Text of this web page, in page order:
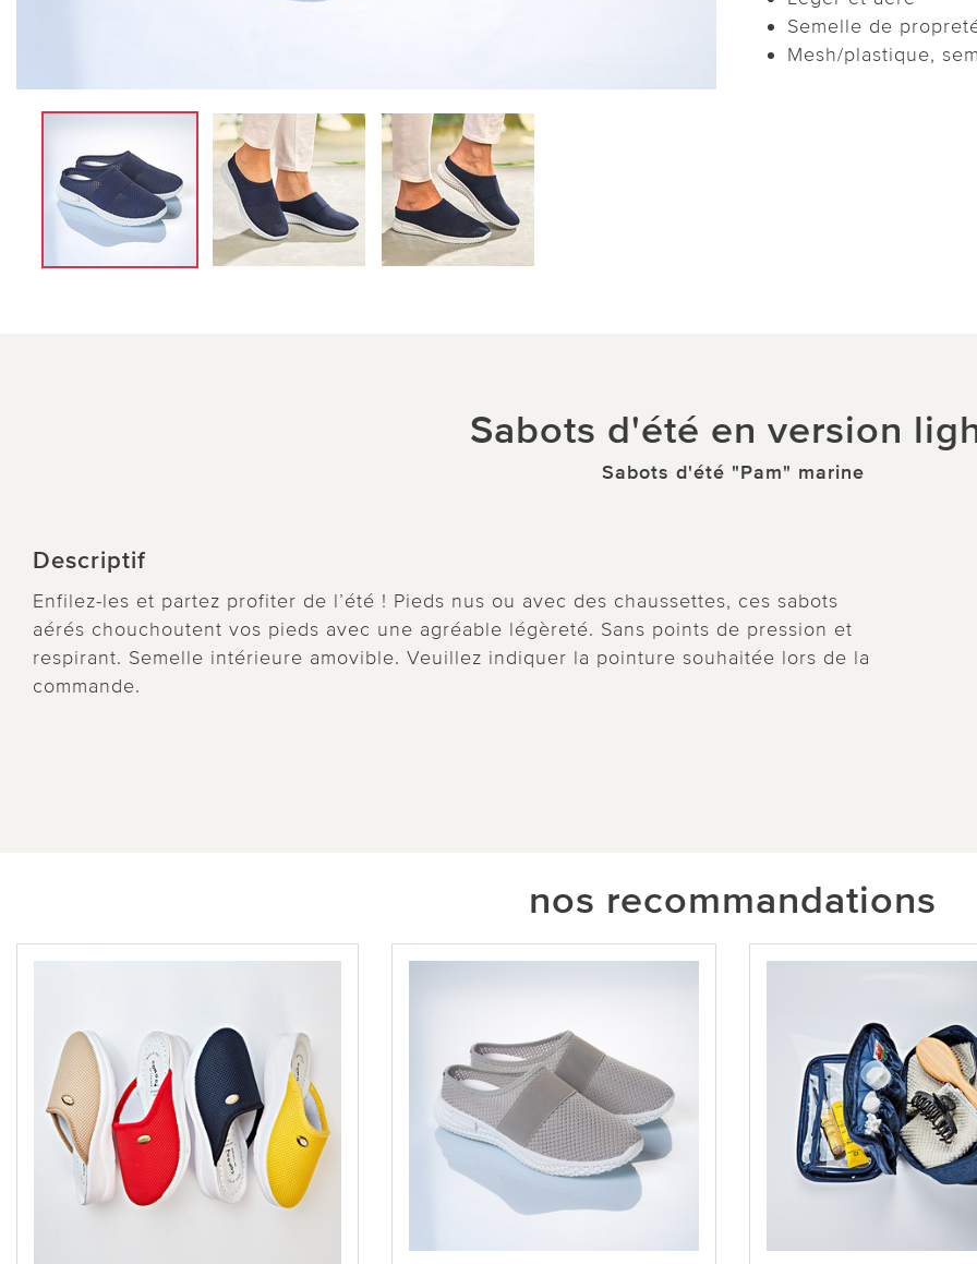
Semelle de
Mesh/plastique,
Sabots d'été en version
Sabots d'été "Pam" marine
Descriptif
Enfilez-les et partez profiter de l’été ! Pieds nus ou avec des chaussettes, ces sabots
aérés chouchoutent vos pieds avec une agréable légèreté. Sans points de pression et
respirant. Semelle intérieure amovible. Veuillez indiquer la pointure souhaitée lors de la
commande.
nos recommandations